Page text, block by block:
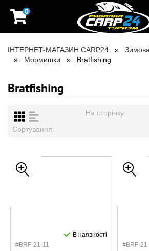
0
ІНТЕРНЕТ-МАГАЗИН CARP24
Мормишки
Bratfishing
Bratfishing
На сторінку:
Сортування:
#BRF-21-11
В наявності
#BRF-